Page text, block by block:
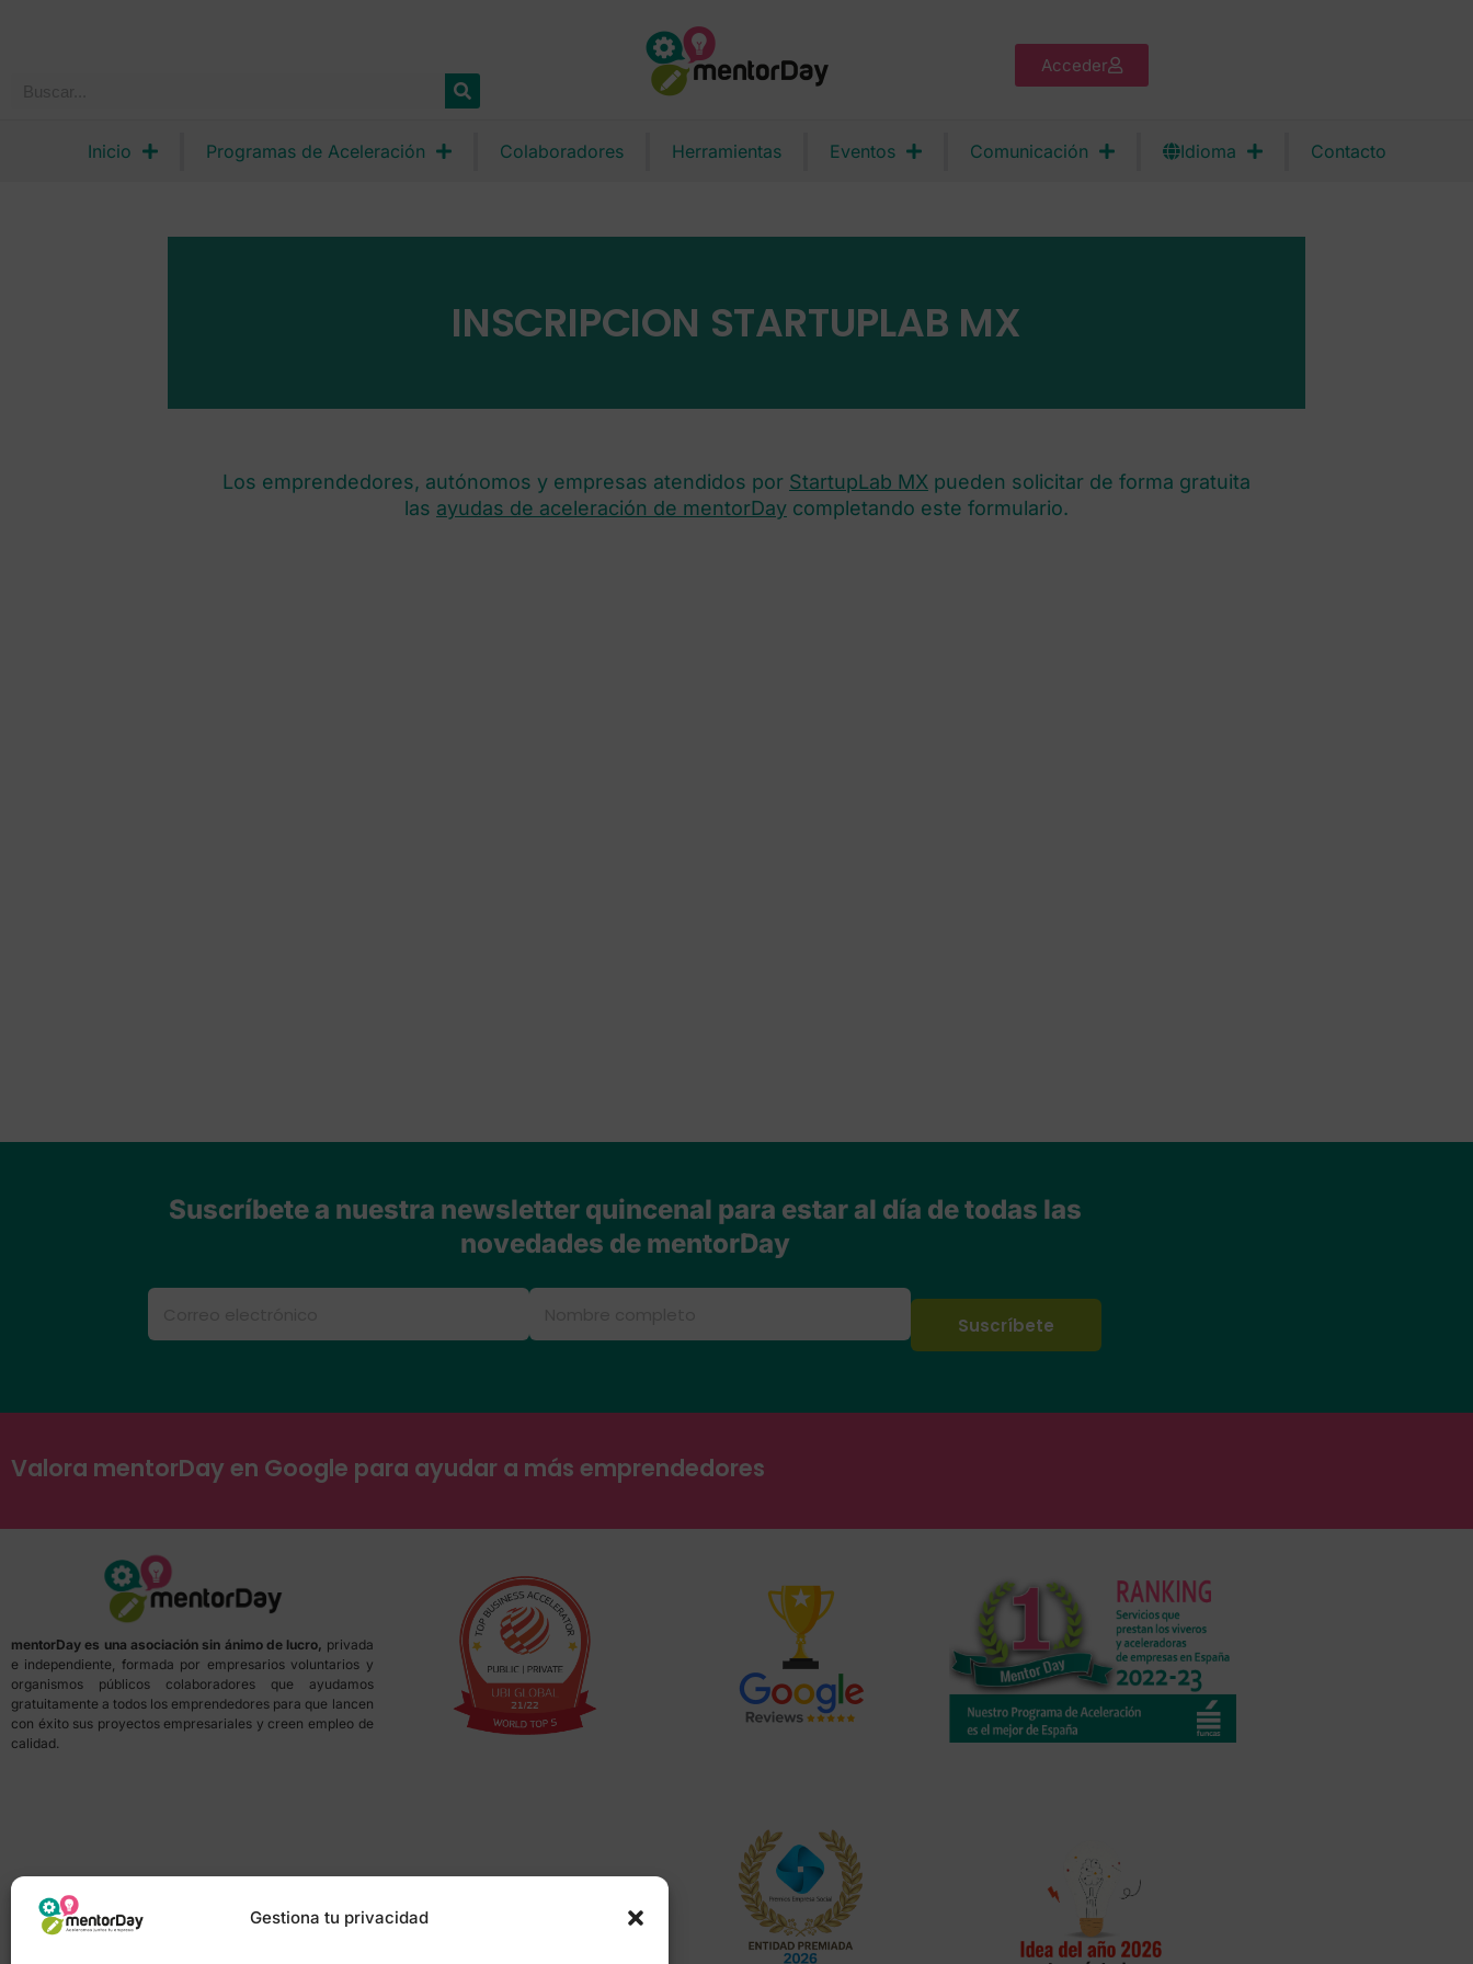
Gestiona tu privacidad
Acceder
Inicio Programas de Aceleración Colaboradores Herramientas Eventos Comunicación Idioma Contacto
INSCRIPCION STARTUPLAB MX
Los emprendedores, autónomos y empresas atendidos por StartupLab MX pueden solicitar de forma gratuita
las ayudas de aceleración de mentorDaycompletando este formulario.
Suscríbete a nuestra newsletter quincenal para estar al día de todas las
novedades de mentorDay
Valora mentorDay en Google para ayudar a más emprendedores
mentorDay es una asociación sin ánimo de lucro, privada
e independiente, formada por empresarios voluntarios y
organismos públicos colaboradores que ayudamos
gratuitamente a todos los emprendedores para que lancen
con éxito sus proyectos empresariales y creen empleo de
calidad.